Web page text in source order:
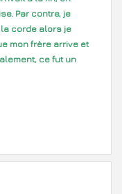
Par contre, je
la corde alors je
mon frère arrive et
ce fut un